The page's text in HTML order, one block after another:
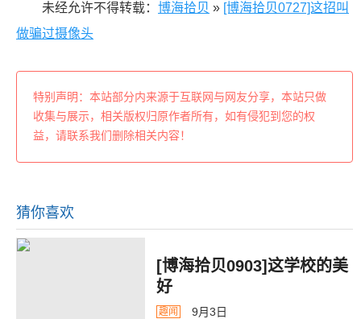
未经允许不得转载： 博海拾贝 » [博海拾贝0727]这招叫
做骗过摄像头
特别声明：本站部分内来源于互联网与网友分享，本站只做
收集与展示，相关版权归原作者所有，如有侵犯到您的权
益，请联系我们删除相关内容！
猜你喜欢
[博海拾贝0903]这学校的美
好
趣闻 9月3日